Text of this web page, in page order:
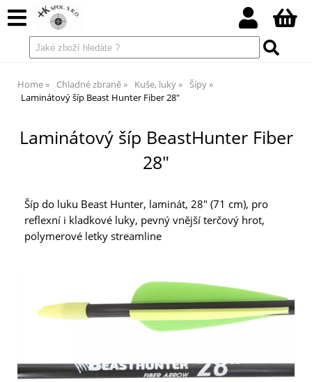
Home Chladné zbraně Kuše, luky
Šípy
Laminátový šíp Beast Hunter Fiber 28"
Laminátový šíp BeastHunter Fiber
28"
Šíp do luku Beast Hunter, laminát, 28" (71 cm), pro
reflexní i kladkové luky, pevný vnější terčový hrot,
polymerové letky streamline